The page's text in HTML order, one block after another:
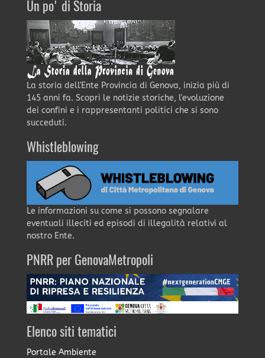
Un po' di Storia
La storia dell'Ente Provincia di Genova, inizia più di
145 anni fa. Scopri le notizie storiche, l'evoluzione
dei confini e i rappresentanti politici che si sono
succeduti.
Whistleblowing
Le informazioni su come si possono segnalare
eventuali illeciti ed episodi di illegalità relativi al
nostro Ente.
PNRR per GenovaMetropoli
Elenco siti tematici
Portale Ambiente